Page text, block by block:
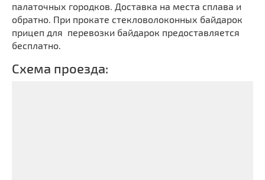
палаточных городков. Доставка на места сплава и
обратно. При прокате стекловолоконных байдарок
прицеп для перевозки байдарок предоставляется
бесплатно.
Схема проезда: